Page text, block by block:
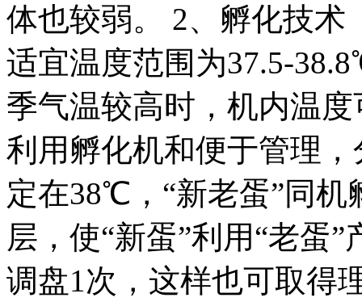
体也较弱。 2、孵化技术
适宜温度范围为37.5-
季气温较高时，机内温
利用孵化机和便于管理
定在38℃，“新老蛋”同机
层，使“新蛋”利用“老蛋
调盘1次，这样也可取得